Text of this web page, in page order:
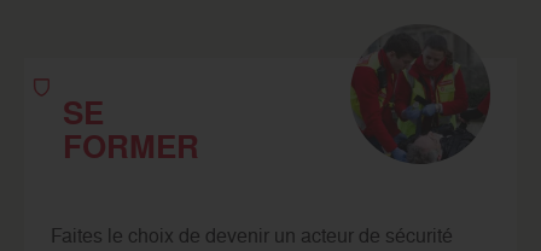
SE
FORMER
Faites le choix de devenir un acteur de sécurité